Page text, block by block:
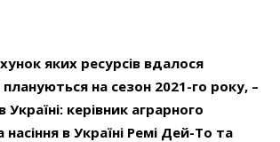
яких ресурсів вдалося
на сезон 2021-го року, –
керівник аграрного
в Україні Ремі Дей-То та